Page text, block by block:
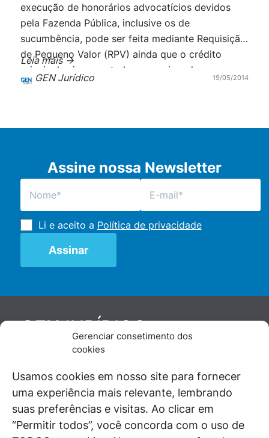
Gerenciar consetimento dos
cookies
Usamos cookies em nosso site para fornecer
uma experiência mais relevante, lembrando
suas preferências e visitas. Ao clicar em
“Permitir todos”, você concorda com o uso de
execução de honorários advocatícios devidos
pela Fazenda Pública, inclusive os de
sucumbência, pode ser feita mediante Requisição
de Pequeno Valor (RPV) ainda que o crédito
principal seja executado por regime de
precatórios. O honorário não pode exceder o
Leia mais ->
GEN Jurídico
19/05/2014
Assine nossa Newsletter
Li e aceito a Política de privacidade
GENJURÍDICO
De maneira independente, os autores e
juristas e doutrinadores nacionais, se posicionam
diante de questões relevantes do cotidiano e
universo jurídico.